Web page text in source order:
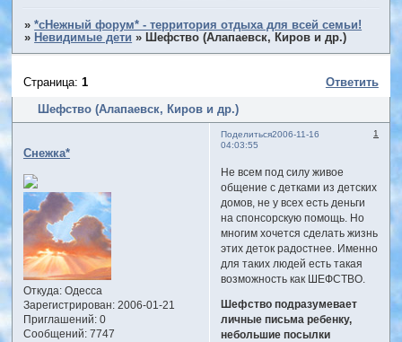
»*сНежный форум* - территория отдыха для всей семьи!
» Невидимые дети » Шефство (Алапаевск, Киров и др.)
Шефство (Алапаевск, Киров и др.)
Страница:1 Ответить
Поделиться 1
2006-11-16
04:03:55
Снежка*
Откуда:Одесса
Зарегистрирован: 2006-01-21
Приглашений:0
Сообщений:7747
Не всем под силу живое
общение с детками из детских
домов, не у всех есть деньги
на спонсорскую помощь. Но
многим хочется сделать жизнь
этих деток радостнее. Именно
для таких людей есть такая
возможность как ШЕФСТВО.
Шефство подразумевает
личные письма ребенку,
небольшие посылки